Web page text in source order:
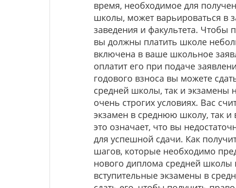
время, необходимое для
школы, может варьироваться в
заведения и факультета. Чтобы
вы должны платить школе
включена в ваше школьное
оплатит его при подаче
годового взноса вы можете
средней школы, так и экзамены
очень строгих условиях. Вас
экзамен в среднюю школу, так и
это означает, что вы
для успешной сдачи. Как
шагов, которые необходимо
нового диплома средней школы
вступительные экзамены в